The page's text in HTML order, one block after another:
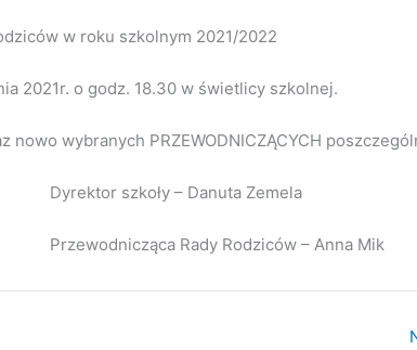
w roku szkolnym 2021/2022
2021r. o godz. 18.30 w świetlicy szkolnej.
nowo wybranych PRZEWODNICZĄCYCH
– Danuta Zemela
Rodziców – Anna Mik